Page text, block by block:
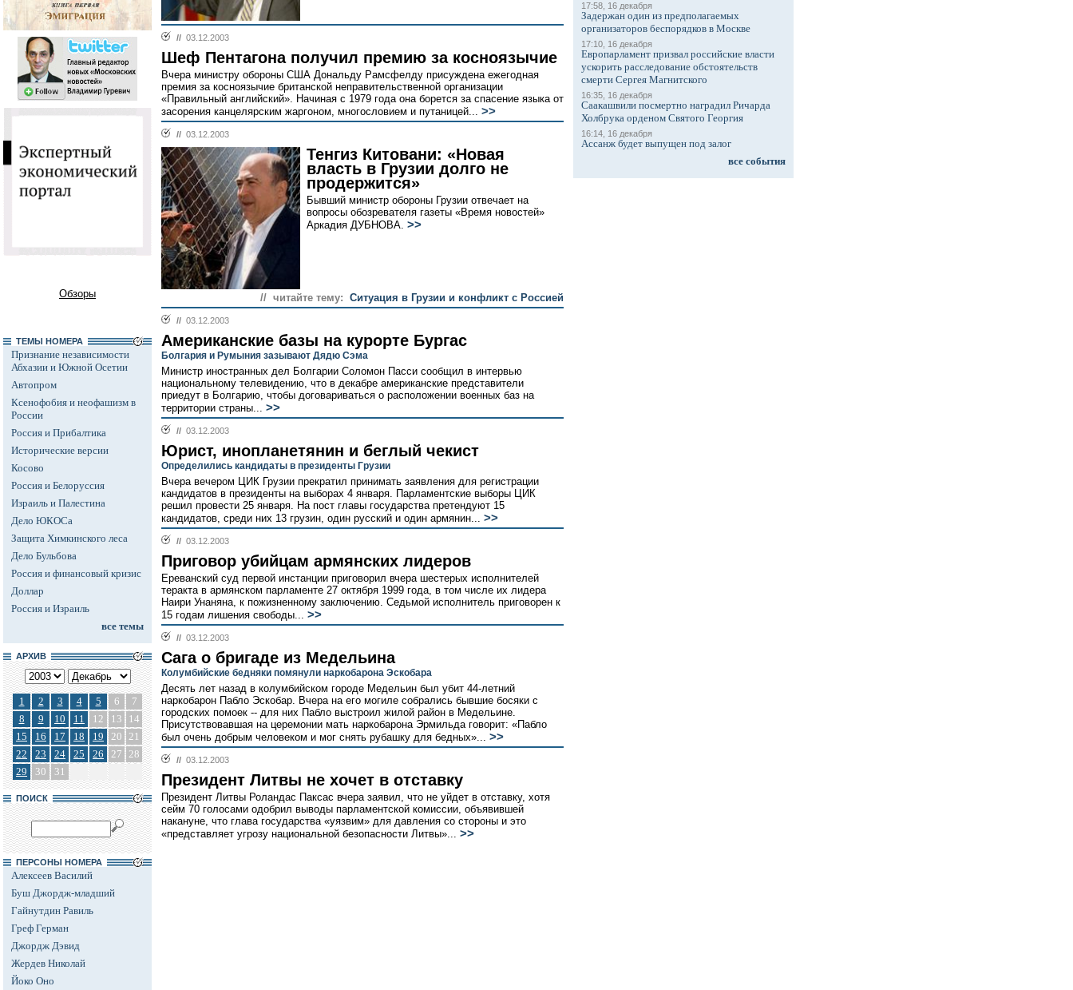
Обзоры
ТЕМЫ НОМЕРА
Признание независимости
Абхазии и Южной Осетии
Автопром
Ксенофобия и неофашизм в
России
Россия и Прибалтика
Исторические версии
Косово
Россия и Белоруссия
Израиль и Палестина
Дело ЮКОСа
Защита Химкинского леса
Дело Бульбова
Россия и финансовый кризис
Доллар
Россия и Израиль
все темы
АРХИВ
1 2 3 4 5 6
7
8
9 10 11 12 13
14
15
16 17 18 19 20 21
22
23 24 25 26 27 28
29
30 31
ПОИСК
ПЕРСОНЫ НОМЕРА
Алексеев Василий
Буш Джордж-младший
Гайнутдин Равиль
Греф Герман
Джордж Дэвид
Жердев Николай
Йоко Оно
// 03.12.2003
Шеф Пентагона получил премию за косноязычие
Вчера министру обороны США Дональду Рамсфелду присуждена ежегодная
премия за косноязычие британской неправительственной организации
«Правильный английский». Начиная с 1979 года она борется за спасение языка от
засорения канцелярским жаргоном, многословием и путаницей... >>
// 03.12.2003
Тенгиз Китовани: «Новая
власть в Грузии долго не
продержится»
Бывший министр обороны Грузии отвечает на
вопросы обозревателя газеты «Время новостей»
Аркадия ДУБНОВА. >>
// читайте тему: Ситуация в Грузии и конфликт с Россией
// 03.12.2003
Американские базы на курорте Бургас
Болгария и Румыния зазывают Дядю Сэма
Министр иностранных дел Болгарии Соломон Пасси сообщил в интервью
национальному телевидению, что в декабре американские представители
приедут в Болгарию, чтобы договариваться о расположении военных баз на
территории страны... >>
// 03.12.2003
Юрист, инопланетянин и беглый чекист
Определились кандидаты в президенты Грузии
Вчера вечером ЦИК Грузии прекратил принимать заявления для регистрации
кандидатов в президенты на выборах 4 января. Парламентские выборы ЦИК
решил провести 25 января. На пост главы государства претендуют 15
кандидатов, среди них 13 грузин, один русский и один армянин... >>
// 03.12.2003
Приговор убийцам армянских лидеров
Ереванский суд первой инстанции приговорил вчера шестерых исполнителей
теракта в армянском парламенте 27 октября 1999 года, в том числе их лидера
Наири Унаняна, к пожизненному заключению. Седьмой исполнитель приговорен к
15 годам лишения свободы... >>
// 03.12.2003
Сага о бригаде из Медельина
Колумбийские бедняки помянули наркобарона Эскобара
Десять лет назад в колумбийском городе Медельин был убит 44-летний
наркобарон Пабло Эскобар. Вчера на его могиле собрались бывшие босяки с
городских помоек -- для них Пабло выстроил жилой район в Медельине.
Присутствовавшая на церемонии мать наркобарона Эрмильда говорит: «Пабло
был очень добрым человеком и мог снять рубашку для бедных»... >>
// 03.12.2003
Президент Литвы не хочет в отставку
Президент Литвы Роландас Паксас вчера заявил, что не уйдет в отставку, хотя
сейм 70 голосами одобрил выводы парламентской комиссии, объявившей
накануне, что глава государства «уязвим» для давления со стороны и это
«представляет угрозу национальной безопасности Литвы»... >>
17:58, 16 декабря
Задержан один из предполагаемых
организаторов беспорядков в Москве
17:10, 16 декабря
Европарламент призвал российские власти
ускорить расследование обстоятельств
смерти Сергея Магнитского
16:35, 16 декабря
Саакашвили посмертно наградил Ричарда
Холбрука орденом Святого Георгия
16:14, 16 декабря
Ассанж будет выпущен под залог
все события